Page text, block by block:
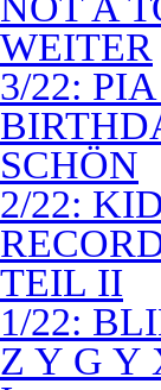
WEITER
3/22:
SCHÖN
2/22:
TEIL II
1/22:
Z Y G Y